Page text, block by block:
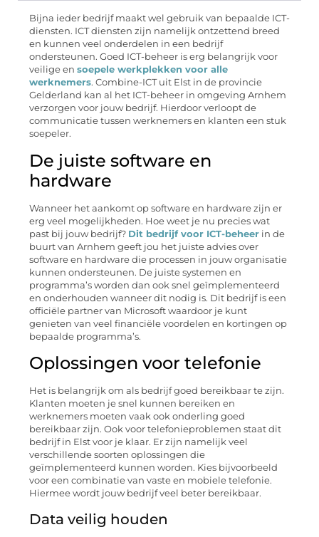
Bijna ieder bedrijf maakt wel gebruik van bepaalde ICT-
diensten. ICT diensten zijn namelijk ontzettend breed
en kunnen veel onderdelen in een bedrijf
ondersteunen. Goed ICT-beheer is erg belangrijk voor
veilige en soepele werkplekken voor alle
werknemers. Combine-ICT uit Elst in de provincie
Gelderland kan al het ICT-beheer in omgeving Arnhem
verzorgen voor jouw bedrijf. Hierdoor verloopt de
communicatie tussen werknemers en klanten een stuk
soepeler.
De juiste software en
hardware
Wanneer het aankomt op software en hardware zijn er
erg veel mogelijkheden. Hoe weet je nu precies wat
past bij jouw bedrijf? Dit bedrijf voor ICT-beheer in de
buurt van Arnhem geeft jou het juiste advies over
software en hardware die processen in jouw organisatie
kunnen ondersteunen. De juiste systemen en
programma’s worden dan ook snel geïmplementeerd
en onderhouden wanneer dit nodig is. Dit bedrijf is een
officiële partner van Microsoft waardoor je kunt
genieten van veel financiële voordelen en kortingen op
bepaalde programma’s.
Oplossingen voor telefonie
Het is belangrijk om als bedrijf goed bereikbaar te zijn.
Klanten moeten je snel kunnen bereiken en
werknemers moeten vaak ook onderling goed
bereikbaar zijn. Ook voor telefonieproblemen staat dit
bedrijf in Elst voor je klaar. Er zijn namelijk veel
verschillende soorten oplossingen die
geïmplementeerd kunnen worden. Kies bijvoorbeeld
voor een combinatie van vaste en mobiele telefonie.
Hiermee wordt jouw bedrijf veel beter bereikbaar.
Data veilig houden